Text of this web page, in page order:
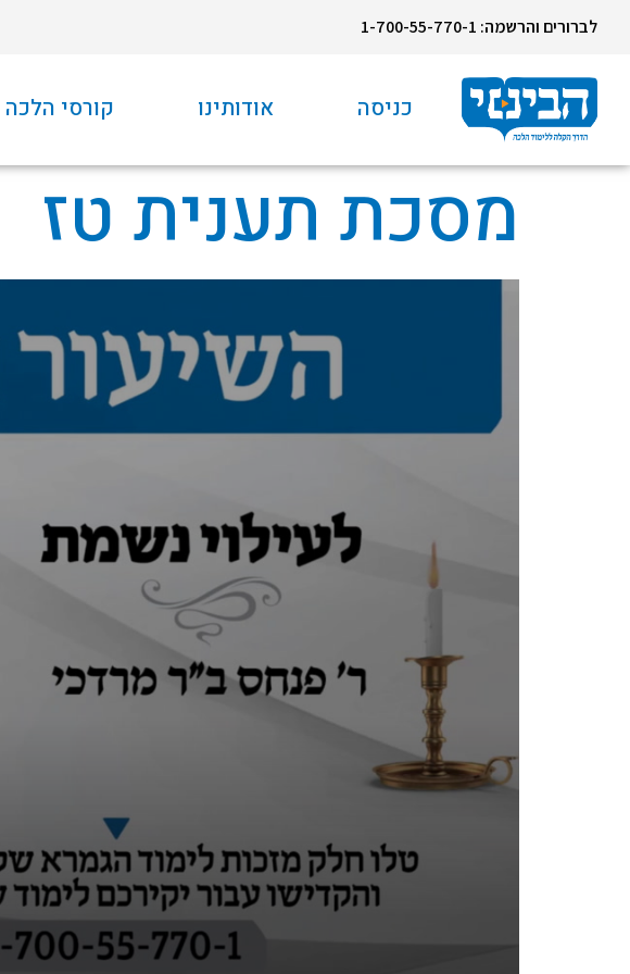
לברורים והרשמה: 1-700-55-770-1
כניסה אודותינו קורסי הלכה
מסכת תענית טז